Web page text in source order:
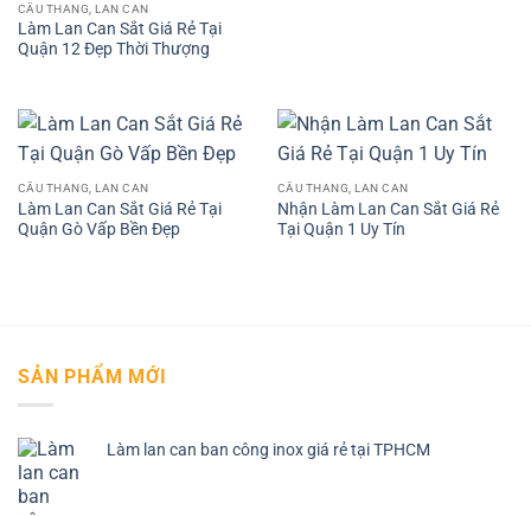
CẦU THANG, LAN CAN
Làm Lan Can Sắt Giá Rẻ Tại
Quận 12 Đẹp Thời Thượng
CẦU THANG, LAN CAN
Làm Lan Can Sắt Giá Rẻ Tại
Quận Gò Vấp Bền Đẹp
CẦU THANG, LAN CAN
Nhận Làm Lan Can Sắt Giá Rẻ
Tại Quận 1 Uy Tín
SẢN PHẨM MỚI
Làm lan can ban công inox giá rẻ tại TPHCM